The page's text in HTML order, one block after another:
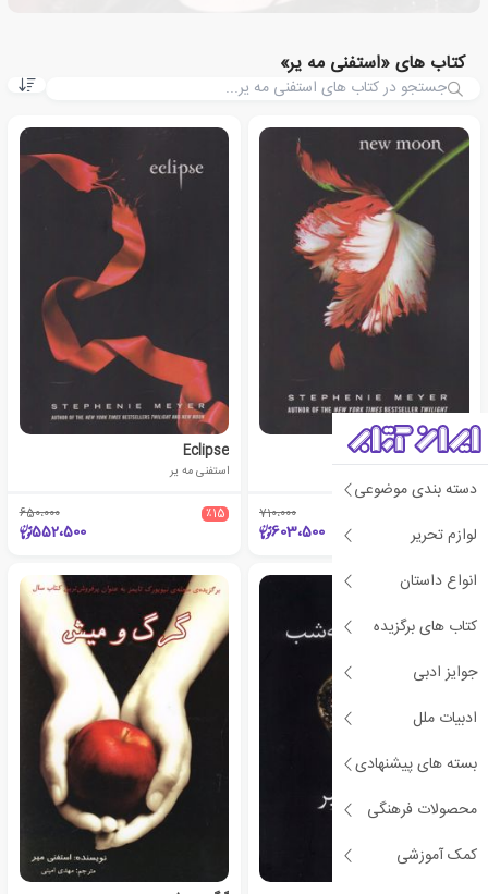
دسته بندی موضوعی
لوازم تحریر
انواع داستان
کتاب های برگزیده
جوایز ادبی
ادبیات ملل
بسته های پیشنهادی
محصولات فرهنگی
کمک آموزشی
کتاب های «استفنی مه یر»
New Moon
استفنی مه یر
710،000
603،500
Eclipse
استفنی مه یر
٪15 650،000
552،500